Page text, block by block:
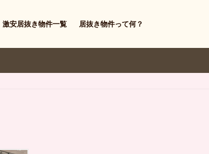
激安居抜き物件一覧 居抜き物件って何？